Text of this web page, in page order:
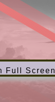
Full Screen